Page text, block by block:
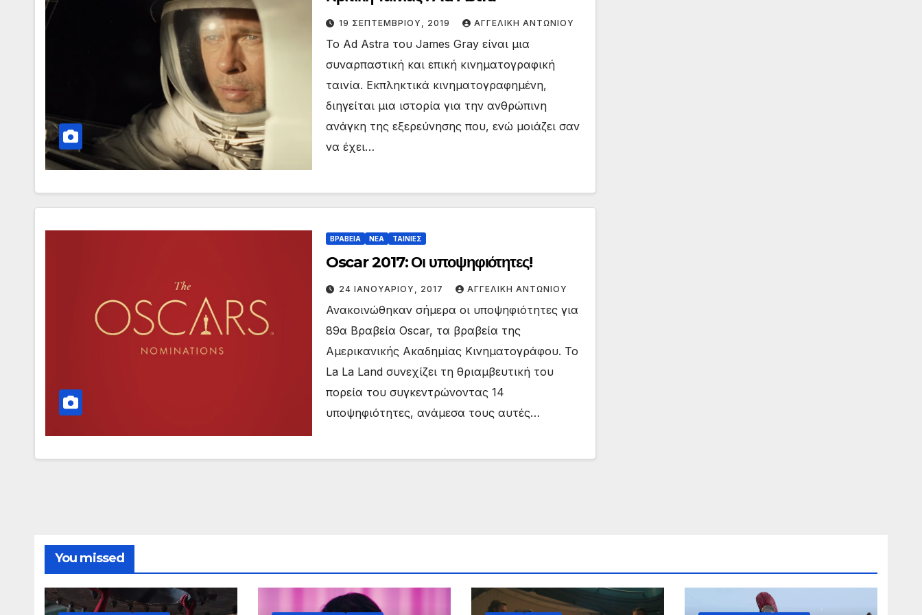
19 ΣΕΠΤΕΜΒΡΊΟΥ, 2019 ΑΓΓΕΛΙΚΉ ΑΝΤΩΝΊΟΥ
Το Ad Astra του James Gray είναι μια
συναρπαστική και επική κινηματογραφική
ταινία. Εκπληκτικά κινηματογραφημένη,
διηγείται μια ιστορία για την ανθρώπινη
ανάγκη της εξερεύνησης που, ενώ μοιάζει σαν
να έχει…
ΒΡΑΒΕΙΑ ΝΕΑ ΤΑΙΝΙΕΣ
Oscar 2017: Οι υποψηφιότητες!
24 ΙΑΝΟΥΑΡΊΟΥ, 2017 ΑΓΓΕΛΙΚΉ ΑΝΤΩΝΊΟΥ
Ανακοινώθηκαν σήμερα οι υποψηφιότητες για
89α Βραβεία Oscar, τα βραβεία της
Αμερικανικής Ακαδημίας Κινηματογράφου. Το
La La Land συνεχίζει τη θριαμβευτική του
πορεία του συγκεντρώνοντας 14
υποψηφιότητες, ανάμεσα τους αυτές…
You missed